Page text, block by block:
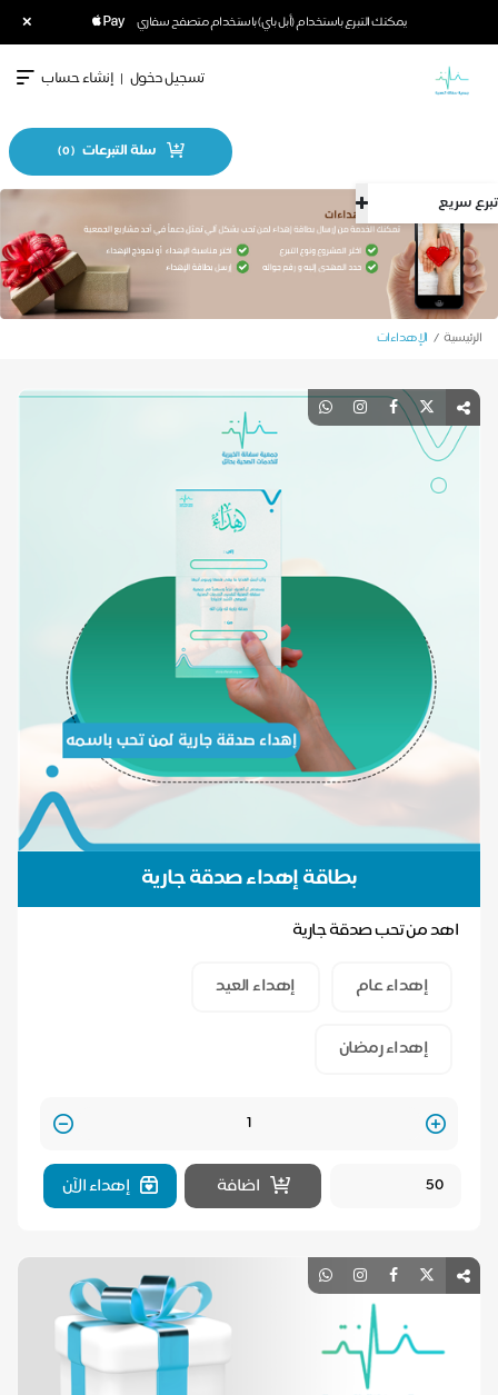
يمكنك التبرع باستخدام (أبل باي) باستخدام متصفح سفاري ×
تبرع سريع
تسجيل دخول | إنشاء حساب
سلة التبرعات (
0
)
الرئيسية الإهداءات
بطاقة إهداء صدقة جارية
اهد من تحب صدقة جارية
إهداء عام
إهداء العيد
إهداء رمضان
Quantity
اضافة
إهداء الآن